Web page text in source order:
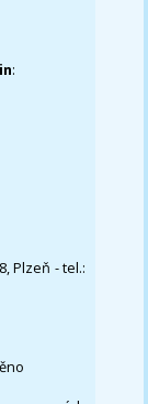
:
Plzeň - tel.: